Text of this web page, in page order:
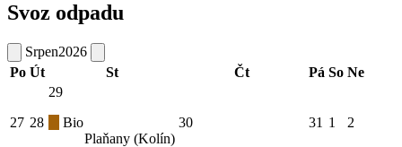
Svoz odpadu
Srpen2026
Po Út St Čt Pá So Ne
27 28
29
Bio
Plaňany (Kolín)
30 31 1 2